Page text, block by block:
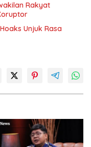
Rakyat
Unjuk Rasa